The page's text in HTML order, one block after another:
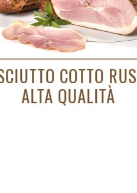
LARDO PANCETTATO